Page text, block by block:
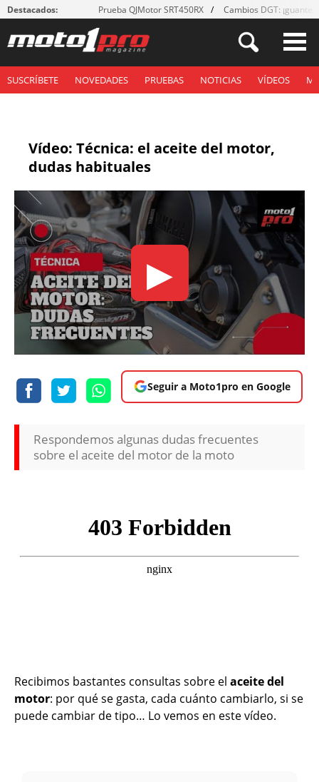
Destacados: Prueba QJMotor SRT450RX Cambios DGT: ¡guantes!
SUSCRÍBETE NOVEDADES PRUEBAS NOTICIAS VÍDEOS
Vídeo: Técnica: el aceite del motor,
dudas habituales
▶
Seguir a Moto1pro en Google
Respondemos algunas dudas frecuentes
sobre el aceite del motor de la moto
Recibimos bastantes consultas sobre el aceite del
motor: por qué se gasta, cada cuánto cambiarlo, si se
puede cambiar de tipo… Lo vemos en este vídeo.